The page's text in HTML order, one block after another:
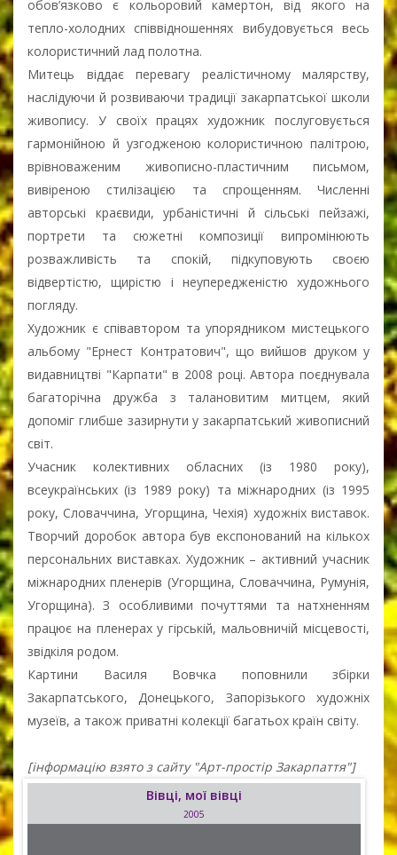
обов’язково є кольоровий камертон, від якого на
тепло-холодних співвідношеннях вибудовується весь
колористичний лад полотна.
Митець віддає перевагу реалістичному малярству,
наслідуючи й розвиваючи традиції закарпатської школи
живопису. У своїх працях художник послуговується
гармонійною й узгодженою колористичною палітрою,
врівноваженим живописно-пластичним письмом,
вивіреною стилізацією та спрощенням. Численні
авторські краєвиди, урбаністичні й сільські пейзажі,
портрети та сюжетні композиції випромінюють
розважливість та спокій, підкуповують своєю
відвертістю, щирістю і неупередженістю художнього
погляду.
Художник є співавтором та упорядником мистецького
альбому "Ернест Контратович", що вийшов друком у
видавництві "Карпати" в 2008 році. Автора поєднувала
багаторічна дружба з талановитим митцем, який
допоміг глибше зазирнути у закарпатський живописний
світ.
Учасник колективних обласних (із 1980 року),
всеукраїнських (із 1989 року) та міжнародних (із 1995
року, Словаччина, Угорщина, Чехія) художніх виставок.
Творчий доробок автора був експонований на кількох
персональних виставках. Художник – активний учасник
міжнародних пленерів (Угорщина, Словаччина, Румунія,
Угорщина). З особливими почуттями та натхненням
працює на пленерах у гірській, мальовничій місцевості,
звідкіля родом.
Картини Василя Вовчка поповнили збірки
Закарпатського, Донецького, Запорізького художніх
музеїв, а також приватні колекції багатьох країн світу.
[інформацію взято з сайту "Арт-простір Закарпаття"]
Вівці, мої вівці
2005